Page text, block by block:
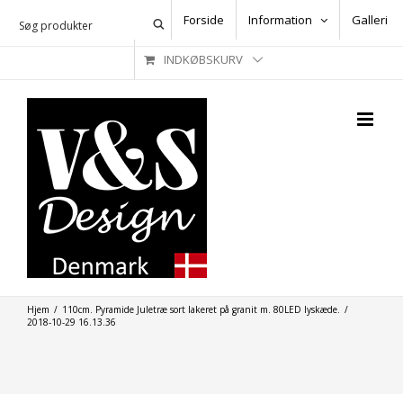
Forside Information Galleri
INDKØBSKURV
Hjem / 110cm. Pyramide Juletræ sort lakeret på granit m. 80LED lyskæde. /
2018-10-29 16.13.36